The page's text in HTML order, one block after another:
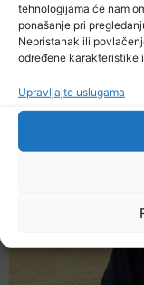
tehnologijama će nam
ponašanje pri
Nepristanak ili
određene karakteristike
Upravljajte uslugama
Upozorenje za
prijete